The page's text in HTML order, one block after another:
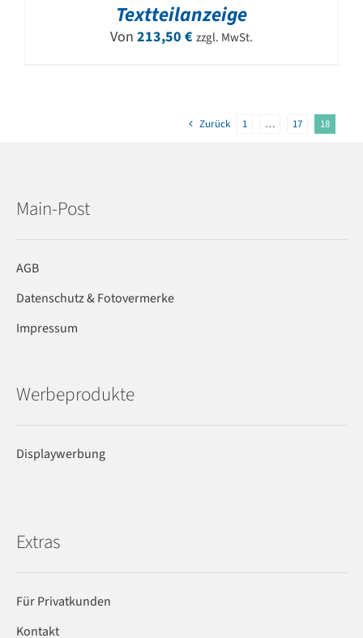
Textteilanzeige
Von 213,50 € zzgl. MwSt.
Zurück 1 … 17 18
Main-Post
AGB
Datenschutz & Fotovermerke
Impressum
Werbeprodukte
Displaywerbung
Extras
Für Privatkunden
Kontakt